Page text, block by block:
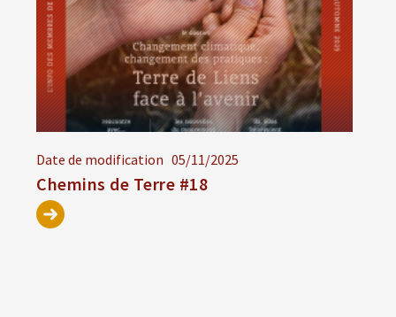
Date de modification 05/11/2025
Chemins de Terre #18